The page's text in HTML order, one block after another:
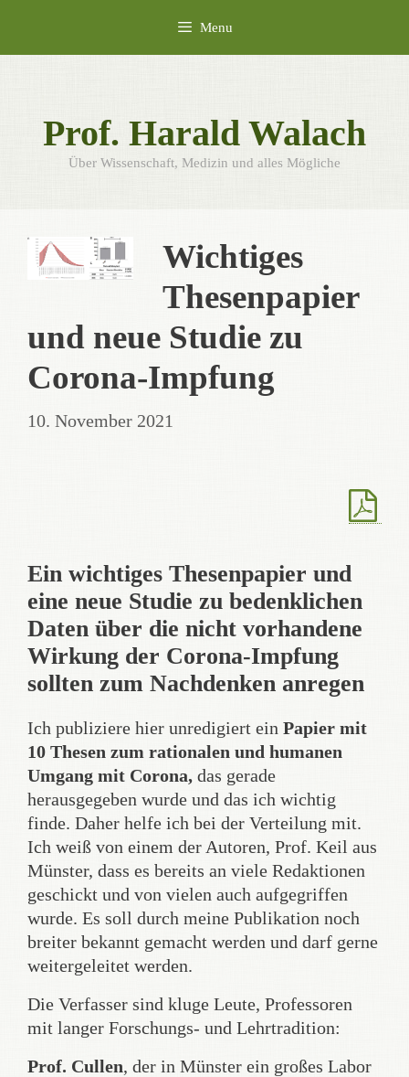
content
Menu
Prof. Harald Walach
Über Wissenschaft, Medizin und alles Mögliche
Wichtiges
Thesenpapier
und neue Studie zu
Corona-Impfung
10. November 2021
Ein wichtiges Thesenpapier und
eine neue Studie zu bedenklichen
Daten über die nicht vorhandene
Wirkung der Corona-Impfung
sollten zum Nachdenken anregen
Ich publiziere hier unredigiert ein Papier mit
10 Thesen zum rationalen und humanen
Umgang mit Corona, das gerade
herausgegeben wurde und das ich wichtig
finde. Daher helfe ich bei der Verteilung mit.
Ich weiß von einem der Autoren, Prof. Keil aus
Münster, dass es bereits an viele Redaktionen
geschickt und von vielen auch aufgegriffen
wurde. Es soll durch meine Publikation noch
breiter bekannt gemacht werden und darf gerne
weitergeleitet werden.
Die Verfasser sind kluge Leute, Professoren
mit langer Forschungs- und Lehrtradition:
Prof. Cullen, der in Münster ein großes Labor